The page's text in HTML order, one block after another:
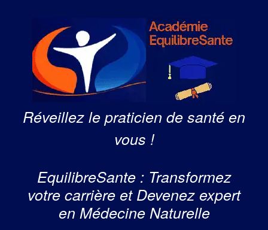
Réveillez le praticien de santé en
vous !
EquilibreSante : Transformez
votre carrière et Devenez expert
en Médecine Naturelle